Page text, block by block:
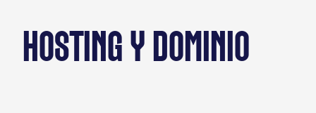
HOSTING Y DOMINIO